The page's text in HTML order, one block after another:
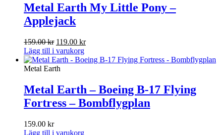
Metal Earth My Little Pony –
Applejack
159.00kr Det
ursprungliga
priset
var:
119.00 krDet
priset
Lägg till i varukorg
Metal Earth
Metal Earth – Boeing B-17 Flying
Fortress – Bombflygplan
159.00 kr
Lägg till i varukorg